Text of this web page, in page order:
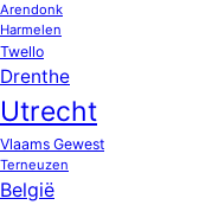
Arendonk
Harmelen
Twello
Drenthe
Utrecht
Vlaams Gewest
Terneuzen
België